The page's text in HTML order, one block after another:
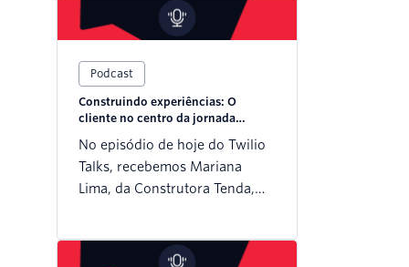
criar uma verdadeira cultura
digital em uma indústria
especialmente em um país de
dimensões continentais como
o Brasil.
Podcast
Construindo experiências: O
cliente no centro da jornada
No episódio de hoje do Twilio
Talks, recebemos Mariana
Lima, da Construtora Tenda,
experiência do cliente em um